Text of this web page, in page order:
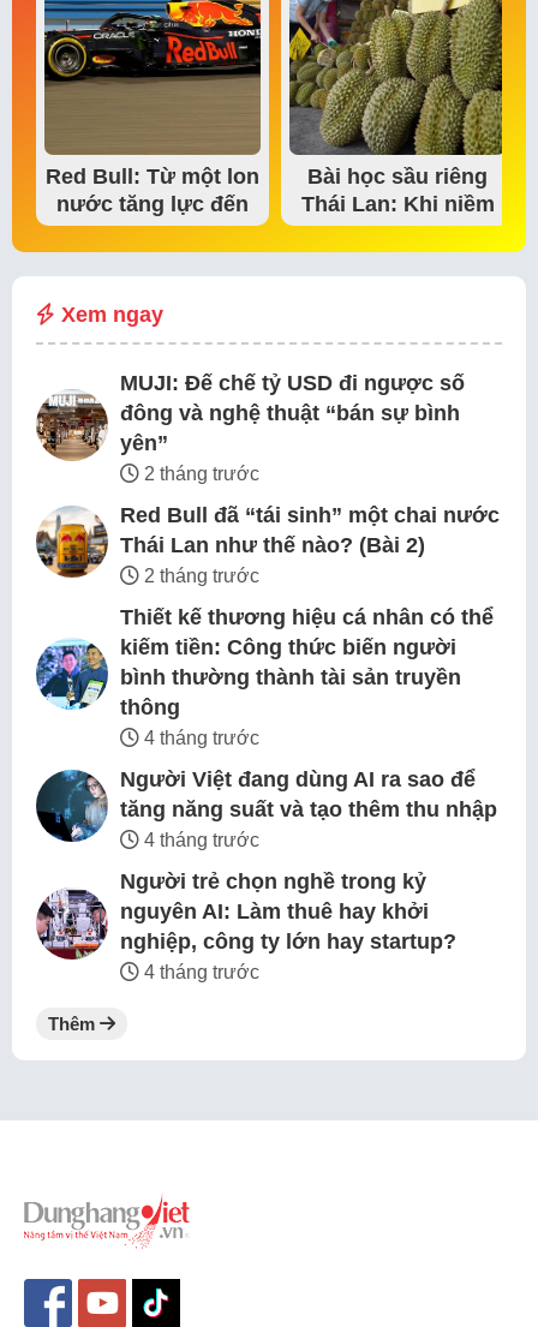
Red Bull: Từ một lon
nước tăng lực đến
đế chế thể…
Bài học sầu riêng
Thái Lan: Khi niềm
tin thị trường bắt…
Xem ngay
MUJI: Đế chế tỷ USD đi ngược số
đông và nghệ thuật “bán sự bình
yên”
2 tháng trước
Red Bull đã “tái sinh” một chai nước
Thái Lan như thế nào? (Bài 2)
2 tháng trước
Thiết kế thương hiệu cá nhân có thể
kiếm tiền: Công thức biến người
bình thường thành tài sản truyền
thông
4 tháng trước
Người Việt đang dùng AI ra sao để
tăng năng suất và tạo thêm thu nhập
4 tháng trước
Người trẻ chọn nghề trong kỷ
nguyên AI: Làm thuê hay khởi
nghiệp, công ty lớn hay startup?
4 tháng trước
Thêm